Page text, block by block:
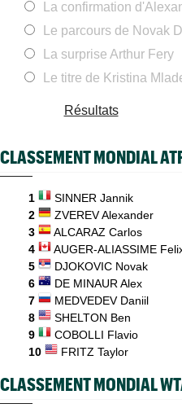
Coupe Galéa : l’équipe de
2026
US Open
Ukrainienne
Williams
Alexander Zverev, le
WTA - Toronto
Rybakina ne peut plus être
La confirmation
Le parcours de Novak
La surprise Arthur Fery
Le titre de Kristina
Résultats
CLASSEMENT MONDIAL
1 SINNER Jannik
2
ZVEREV Alexander
3
ALCARAZ Carlos
4
AUGER-ALIASSIME
5
DJOKOVIC Novak
6
DE MINAUR Alex
7
MEDVEDEV Daniil
8
SHELTON Ben
9
COBOLLI Flavio
10
FRITZ Taylor
CLASSEMENT MONDIAL